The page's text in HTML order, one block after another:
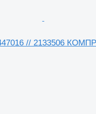
// 2133506